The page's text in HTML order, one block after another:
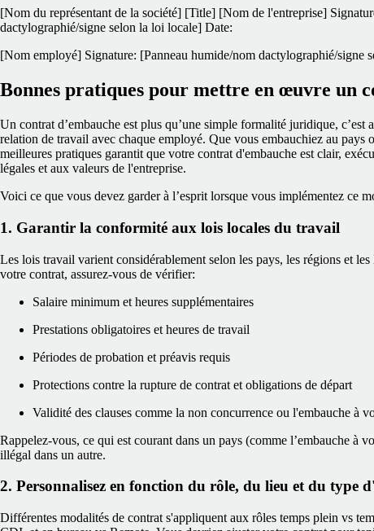
[Nom du représentant de la société] [Title] [Nom de l'entreprise]
dactylographié/signe selon la loi locale] Date:
[Nom employé] Signature: [Panneau humide/nom dactylographié/signe
Bonnes pratiques pour mettre en œuvre un
Un contrat d’embauche est plus qu’une simple formalité juridique, c’est
relation de travail avec chaque employé. Que vous embauchiez au pays
meilleures pratiques garantit que votre contrat d'embauche est clair,
légales et aux valeurs de l'entreprise.
Voici ce que vous devez garder à l’esprit lorsque vous implémentez ce
1. Garantir la conformité aux lois locales du travail
Les lois travail varient considérablement selon les pays, les régions et
votre contrat, assurez-vous de vérifier:
Salaire minimum et heures supplémentaires
Prestations obligatoires et heures de travail
Périodes de probation et préavis requis
Protections contre la rupture de contrat et obligations de départ
Validité des clauses comme la non concurrence ou l'embauche à
Rappelez-vous, ce qui est courant dans un pays (comme l’embauche à
illégal dans un autre.
2. Personnalisez en fonction du rôle, du lieu et du type
Différentes modalités de contrat s'appliquent aux rôles temps plein vs